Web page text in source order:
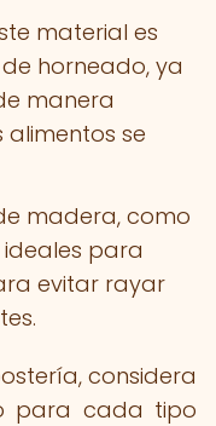
material es
horneado, ya
manera
alimentos se
madera, como
para
evitar rayar
considera
para cada tipo